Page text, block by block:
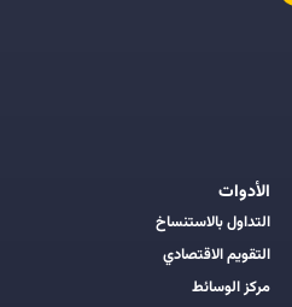
الأدوات
التداول بالاستنساخ
التقويم الاقتصادي
مركز الوسائط